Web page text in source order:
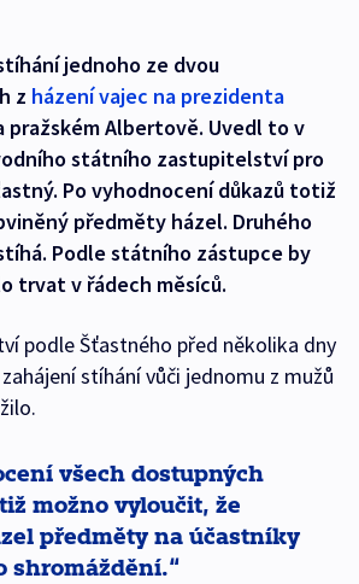
jednoho ze dvou
z házení vajec na prezidenta
pražském Albertově. Uvedl to v
státního zastupitelství pro
Po vyhodnocení důkazů totiž
předměty házel. Druhého
Podle státního zástupce by
trvat v řádech měsíců.
podle Šťastného před několika dny
stíhání vůči jednomu z mužů
všech dostupných
možno vyloučit, že
předměty na účastníky
shromáždění.